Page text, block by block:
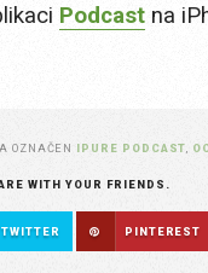
Podcast na
A OZNAČEN IPURE PODCAST
WITH YOUR FRIENDS.
TWITTER PINTEREST